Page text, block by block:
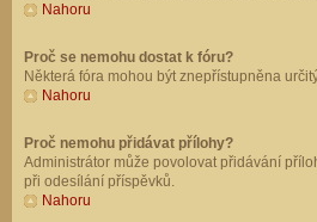
Nahoru
Proč se nemohu dostat k fóru?
Některá fóra mohou být znepřístupněna
Nahoru
Proč nemohu přidávat přílohy?
Administrátor může povolovat přidávání
při odesílání příspěvků.
Nahoru